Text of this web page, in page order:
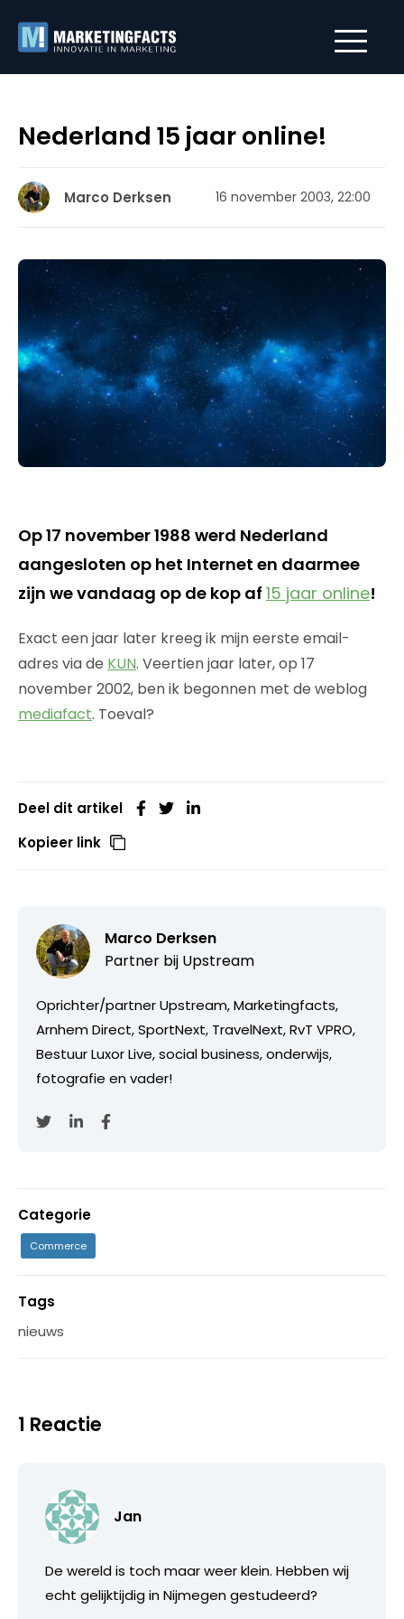
Nederland 15 jaar online!
Marco Derksen 16 november 2003, 22:00
Op 17 november 1988 werd Nederland
aangesloten op het Internet en daarmee
zijn we vandaag op de kop af 15 jaar online!
Exact een jaar later kreeg ik mijn eerste email-
adres via de KUN. Veertien jaar later, op 17
november 2002, ben ik begonnen met de weblog
mediafact. Toeval?
Deel dit artikel
Kopieer link
Marco Derksen
Partner bij Upstream
Oprichter/partner Upstream, Marketingfacts,
Arnhem Direct, SportNext, TravelNext, RvT VPRO,
Bestuur Luxor Live, social business, onderwijs,
fotografie en vader!
Categorie
Commerce
Tags
nieuws
1 Reactie
Jan
De wereld is toch maar weer klein. Hebben wij
echt gelijktijdig in Nijmegen gestudeerd?